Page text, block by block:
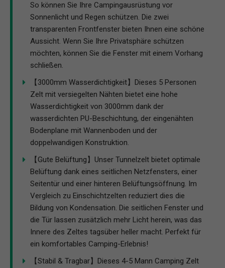
So können Sie Ihre Campingausrüstung vor
Sonnenlicht und Regen schützen. Die zwei
transparenten Frontfenster bieten Ihnen eine schöne
Aussicht. Wenn Sie Ihre Privatsphäre schützen
möchten, können Sie die Fenster mit einem Vorhang
schließen.
【3000mm Wasserdichtigkeit】Dieses 5 Personen
Zelt mit versiegelten Nähten bietet eine hohe
Wasserdichtigkeit von 3000mm dank der
wasserdichten PU-Beschichtung, der eingenähten
Bodenplane mit Wannenboden und der
doppelwandigen Konstruktion.
【Gute Belüftung】Unser Tunnelzelt bietet optimale
Belüftung dank eines seitlichen Netzfensters, einer
Seitentür und einer hinteren Belüftungsöffnung. Im
Vergleich zu Einschichtzelten reduziert dies die
Bildung von Kondensation. Die seitlichen Fenster und
die Tür lassen zusätzlich mehr Licht herein, was das
Innere des Zeltes tagsüber heller macht. Perfekt für
ein komfortables Camping-Erlebnis!
【Stabil & Tragbar】Dieses 4-5 Mann Camping Zelt